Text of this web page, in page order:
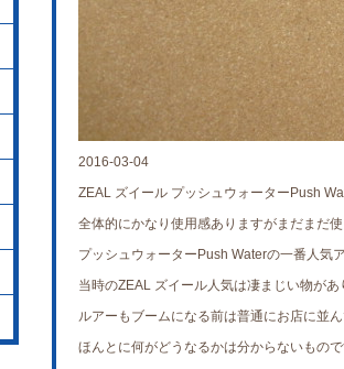
2016-03-04
ZEAL ズイール プッシュウォーターPush
全体的にかなり使用感ありますがまだまだ使
プッシュウォーターPush Waterの一番人気
当時のZEAL ズイール人気は凄まじい物があ
ルアーもブームになる前は普通にお店に並ん
ほんとに何がどうなるかは分からないもので